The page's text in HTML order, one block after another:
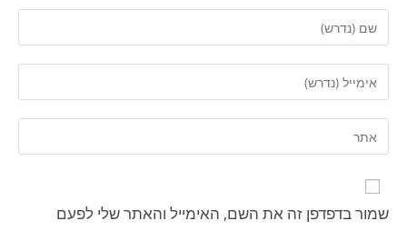
שמור בדפדפן זה את השם, האימייל והאתר שלי לפעם